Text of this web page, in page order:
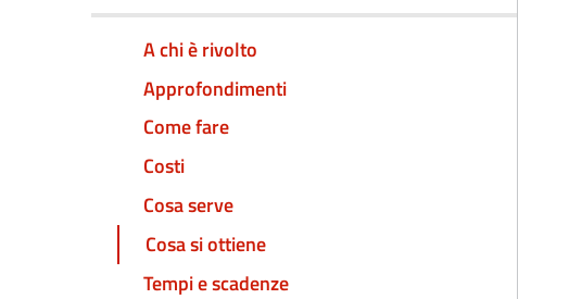
A chi è rivolto
Approfondimenti
Come fare
Costi
Cosa serve
Cosa si ottiene
Tempi e scadenze